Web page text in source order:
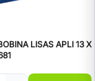
LISAS APLI 13 X